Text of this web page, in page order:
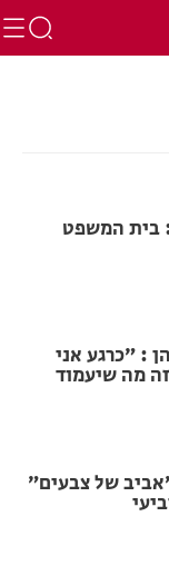
בית המשפט
: ״כרגע אני
מה שיעמוד
של צבעים״